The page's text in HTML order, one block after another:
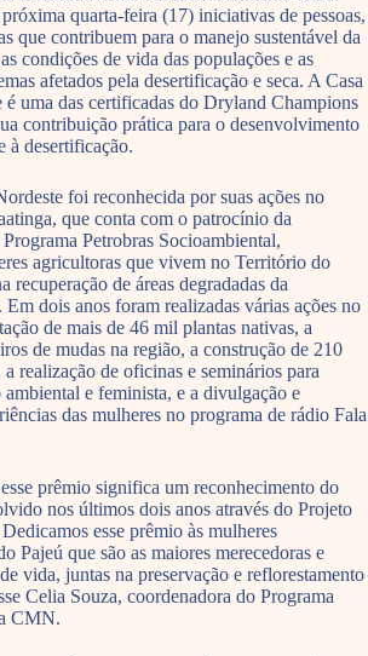
quarta-feira (17) iniciativas de pessoas,
que contribuem para o manejo sustentável da
condições de vida das populações e as
afetados pela desertificação e seca. A Casa
uma das certificadas do Dryland Champions
contribuição prática para o desenvolvimento
à desertificação.
foi reconhecida por suas ações no
que conta com o patrocínio da
Petrobras Socioambiental,
agricultoras que vivem no Território do
recuperação de áreas degradadas da
Em dois anos foram realizadas várias ações no
de mais de 46 mil plantas nativas, a
de mudas na região, a construção de 210
realização de oficinas e seminários para
e feminista, e a divulgação e
das mulheres no programa de rádio Fala
prêmio significa um reconhecimento do
nos últimos dois anos através do Projeto
esse prêmio às mulheres
Pajeú que são as maiores merecedoras e
vida, juntas na preservação e reflorestamento
Celia Souza, coordenadora do Programa
CMN.